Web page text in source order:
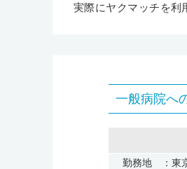
実際にヤクマッチを利
一般病院へ
勤務地 ：東